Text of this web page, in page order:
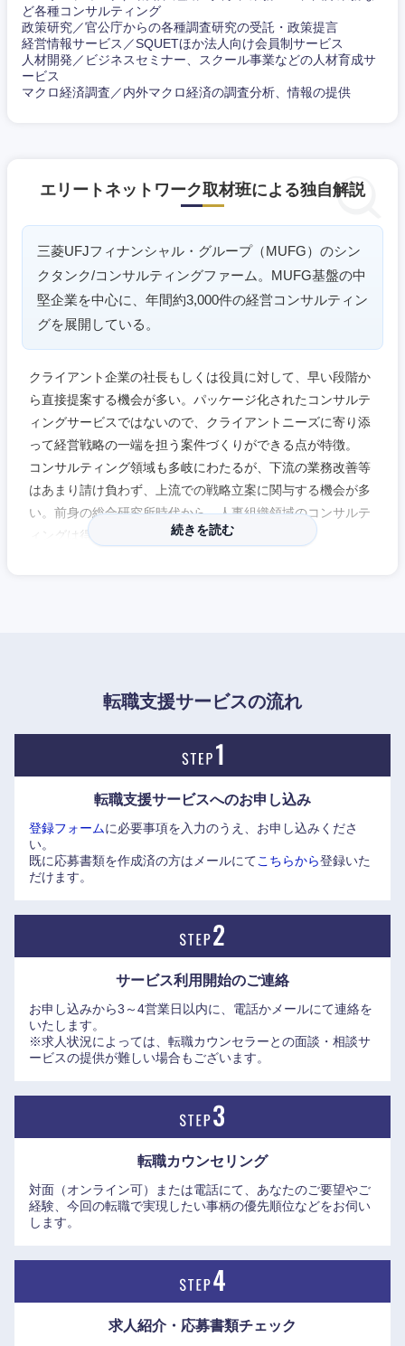
ど各種コンサルティング
政策研究／官公庁からの各種調査研究の受託・政策提言
経営情報サービス／SQUETほか法人向け会員制サービス
人材開発／ビジネスセミナー、スクール事業などの人材育成サ
ービス
マクロ経済調査／内外マクロ経済の調査分析、情報の提供
エリートネットワーク取材班による独自解説
三菱UFJフィナンシャル・グループ（MUFG）のシン
クタンク/コンサルティングファーム。MUFG基盤の中
堅企業を中心に、年間約3,000件の経営コンサルティン
グを展開している。
クライアント企業の社長もしくは役員に対して、早い段階か
ら直接提案する機会が多い。パッケージ化されたコンサルテ
ィングサービスではないので、クライアントニーズに寄り添
って経営戦略の一端を担う案件づくりができる点が特徴。
コンサルティング領域も多岐にわたるが、下流の業務改善等
はあまり請け負わず、上流での戦略立案に関与する機会が多
い。前身の総合研究所時代から、人事組織領域のコンサルテ
ィングは得意としている。
ットでの専門性を高められる点が魅力。クライアントへの個
り、経営に関わる幅広い知識を身につけることができる。
制度などに加えて、社員の成長のための自己投資を支援する
制度もある（資格取得費用など年間10万円を補助）。
続きを読む
転職支援サービスの流れ
転職支援サービスへのお申し込み
登録フォームに必要事項を入力のうえ、お申し込みくださ
い。
既に応募書類を作成済の方はメールにてこちらから登録いた
だけます。
サービス利用開始のご連絡
お申し込みから3～4営業日以内に、電話かメールにて連絡を
いたします。
※求人状況によっては、転職カウンセラーとの面談・相談サ
ービスの提供が難しい場合もございます。
転職カウンセリング
対面（オンライン可）または電話にて、あなたのご要望やご
経験、今回の転職で実現したい事柄の優先順位などをお伺い
します。
求人紹介・応募書類チェック
愛知県 三重県
奈良県 和歌山県
鳥取県 島根県